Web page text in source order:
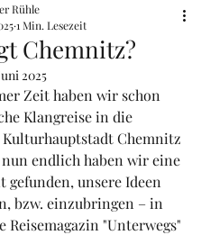
Chemnitz?
Rühle
1 Min. Lesezeit
2025
Zeit haben wir schon
Klangreise in die
Kulturhauptstadt Chemnitz
endlich haben wir eine
gefunden, unsere Ideen
bzw. einzubringen – in
Reisemagazin "Unterwegs"